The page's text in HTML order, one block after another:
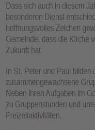
Dass sich auch in diesem
besonderen Dienst
hoffnungsvolles Zeichen
Gemeinde, dass die Kirche
Zukunft hat.
In St. Peter und Paul bilden
zusammengewachsene
Neben ihren Aufgaben im
zu Gruppenstunden und
Freizeitaktivitäten.